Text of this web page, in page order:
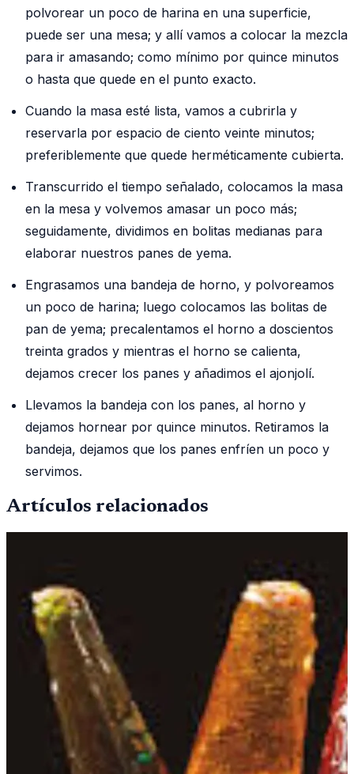
polvorear un poco de harina en una superficie,
puede ser una mesa; y allí vamos a colocar la mezcla
para ir amasando; como mínimo por quince minutos
o hasta que quede en el punto exacto.
Cuando la masa esté lista, vamos a cubrirla y
reservarla por espacio de ciento veinte minutos;
preferiblemente que quede herméticamente cubierta.
Transcurrido el tiempo señalado, colocamos la masa
en la mesa y volvemos amasar un poco más;
seguidamente, dividimos en bolitas medianas para
elaborar nuestros panes de yema.
Engrasamos una bandeja de horno, y polvoreamos
un poco de harina; luego colocamos las bolitas de
pan de yema; precalentamos el horno a doscientos
treinta grados y mientras el horno se calienta,
dejamos crecer los panes y añadimos el ajonjolí.
Llevamos la bandeja con los panes, al horno y
dejamos hornear por quince minutos. Retiramos la
bandeja, dejamos que los panes enfríen un poco y
servimos.
Artículos relacionados